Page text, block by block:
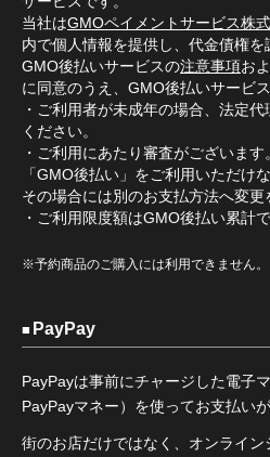
当社はGMOペイメントサービス株
内で個人情報を提供し、代金債権を
GMO後払いサービスの注意事項お
に同意のうえ、GMO後払いサービ
・ご利用者が未成年の場合、法定
ください。
・ご利用にあたり審査がございま
「GMO後払い」をご利用いただけ
その場合には別のお支払方法へ変更
・ご利用限度額はGMO後払い累計
※予約商品のご購入には利用できません。
PayPay
PayPayは事前にチャージした電子
PayPayマネー）を使ってお支払い
街のお店だけではなく、オンライ